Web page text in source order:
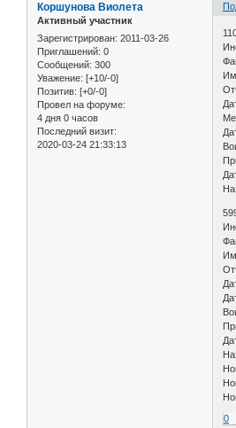
Коршунова Виолета
Активный участник
Зарегистрирован: 2011-03-26
Приглашений: 0
Сообщений: 300
Уважение: [+10/-0]
Позитив: [+0/-0]
Провел на форуме:
4 дня 0 часов
Последний визит:
2020-03-24 21:33:13
0